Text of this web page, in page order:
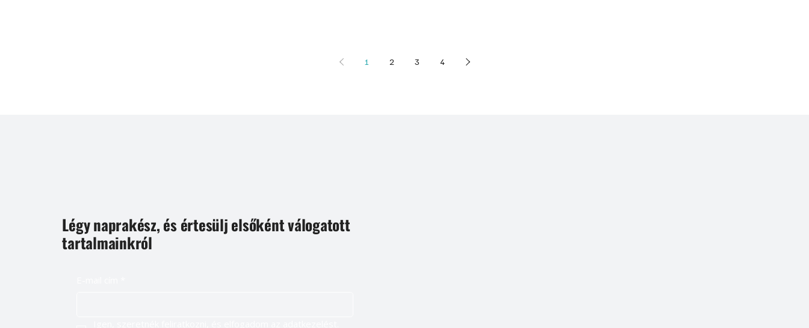
1 2 3 4
Légy naprakész, és értesülj elsőként válogatott
tartalmainkról